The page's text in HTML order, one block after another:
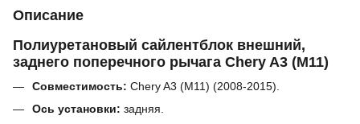
Описание
Полиуретановый сайлентблок внешний,
заднего поперечного рычага Chery A3 (M11)
Совместимость: Chery A3 (M11) (2008-2015).
Ось установки: задняя.